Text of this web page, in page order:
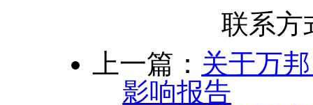
联系方
上一篇： 关于万
影响报告